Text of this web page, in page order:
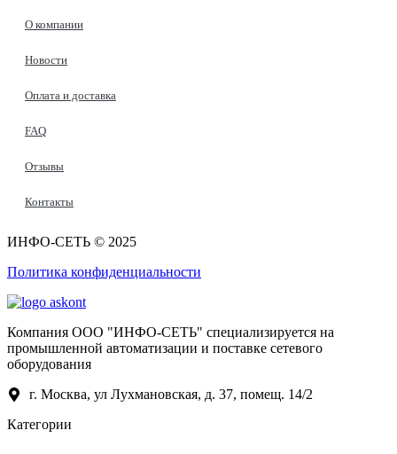
О компании
Новости
Оплата и доставка
FAQ
Отзывы
Контакты
ИНФО-СЕТЬ © 2025
Политика конфиденциальности
Компания ООО "ИНФО-СЕТЬ" специализируется на
промышленной автоматизации и поставке сетевого
оборудования
г. Москва, ул Лухмановская, д. 37, помещ. 14/2
Категории